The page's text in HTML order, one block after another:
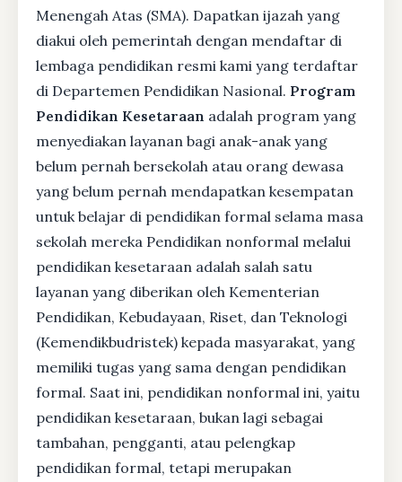
Menengah Atas (SMA). Dapatkan ijazah yang
diakui oleh pemerintah dengan mendaftar di
lembaga pendidikan resmi kami yang terdaftar
di Departemen Pendidikan Nasional. Program
Pendidikan Kesetaraan adalah program yang
menyediakan layanan bagi anak-anak yang
belum pernah bersekolah atau orang dewasa
yang belum pernah mendapatkan kesempatan
untuk belajar di pendidikan formal selama masa
sekolah mereka Pendidikan nonformal melalui
pendidikan kesetaraan adalah salah satu
layanan yang diberikan oleh Kementerian
Pendidikan, Kebudayaan, Riset, dan Teknologi
(Kemendikbudristek) kepada masyarakat, yang
memiliki tugas yang sama dengan pendidikan
formal. Saat ini, pendidikan nonformal ini, yaitu
pendidikan kesetaraan, bukan lagi sebagai
tambahan, pengganti, atau pelengkap
pendidikan formal, tetapi merupakan